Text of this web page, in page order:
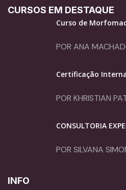
CURSOS EM DESTAQUE
Curso de
POR ANA
Certificação
POR KHRISTIAN
CONSULTORIA
POR SILVANA
INFO